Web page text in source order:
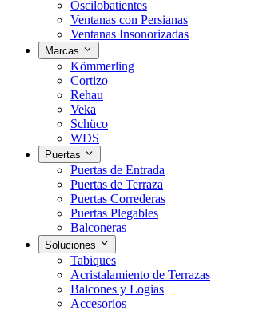
Oscilobatientes
Ventanas con Persianas
Ventanas Insonorizadas
Marcas
Kömmerling
Cortizo
Rehau
Veka
Schüco
WDS
Puertas
Puertas de Entrada
Puertas de Terraza
Puertas Correderas
Puertas Plegables
Balconeras
Soluciones
Tabiques
Acristalamiento de Terrazas
Balcones y Logias
Accesorios